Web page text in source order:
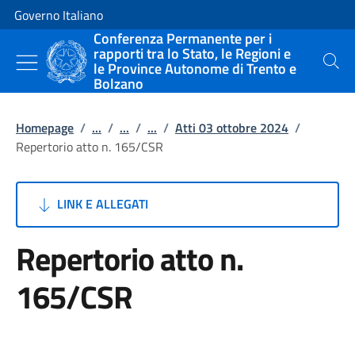
Vai al contenuto
Vai alla navigazione del sito
Governo Italiano
Conferenza Permanente per i
rapporti tra lo Stato, le Regioni e
le Province Autonome di Trento e
Bolzano
Cerca
Homepage / ... / ... / ... / Atti 03 ottobre 2024 /
Repertorio atto n. 165/CSR
LINK E ALLEGATI
Repertorio atto n.
165/CSR